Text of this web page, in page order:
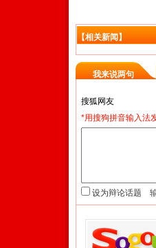
【相关新闻】
我来说两句
*用搜狗拼音输入法
设为辩论话题